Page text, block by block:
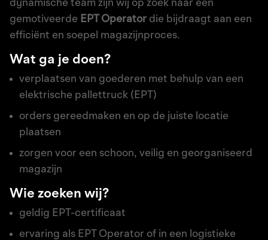
dynamische team zijn wij op zoek naar een
gemotiveerde EPT Operator die bijdraagt aan een
efficiënt en soepel magazijnproces.
Wat ga je doen?
verplaatsen van goederen met behulp van een
elektrische pallettruck (EPT)
orders gereedmaken en op de juiste locatie
plaatsen
zorgen voor een schoon, veilig en georganiseerd
magazijn
Wie zoeken wij?
geldig EPT-certificaat
ervaring als EPT Operator of in een logistieke